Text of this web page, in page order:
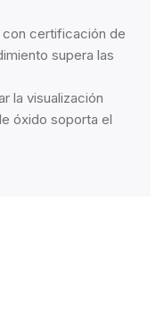
certificación de
supera las
la visualización
óxido soporta el